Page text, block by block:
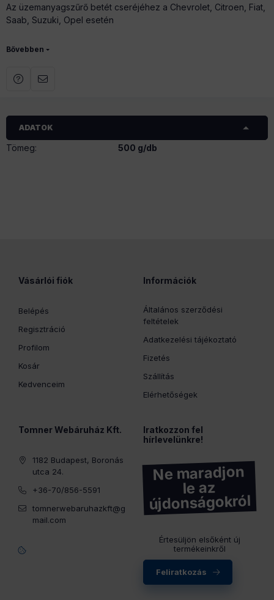
Az üzemanyagszűrő betét cseréjéhez a Chevrolet, Citroen, Fiat,
Saab, Suzuki, Opel esetén
1.3 JTD / CDTi / DDiS
2.2 HDi / JTD
ADATOK
Tömeg: 500 g/db
Vásárlói fiók
Belépés
Regisztráció
Profilom
Kosár
Kedvenceim
Információk
Általános szerződési
feltételek
Adatkezelési tájékoztató
Fizetés
Szállítás
Elérhetőségek
Tomner Webáruház Kft.
1182 Budapest, Boronás
utca 24.
+36-70/856-5591
tomnerwebaruhazkft@g
mail.com
Iratkozzon fel
hírlevelünkre!
Ne maradjon
le az
újdonságokról
Értesüljön elsőként új
termékeinkről
Feliratkozás